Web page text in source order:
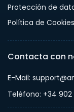
Protección de
Política de Cookies
Contacta con
E-Mail:
Teléfono: +34 902